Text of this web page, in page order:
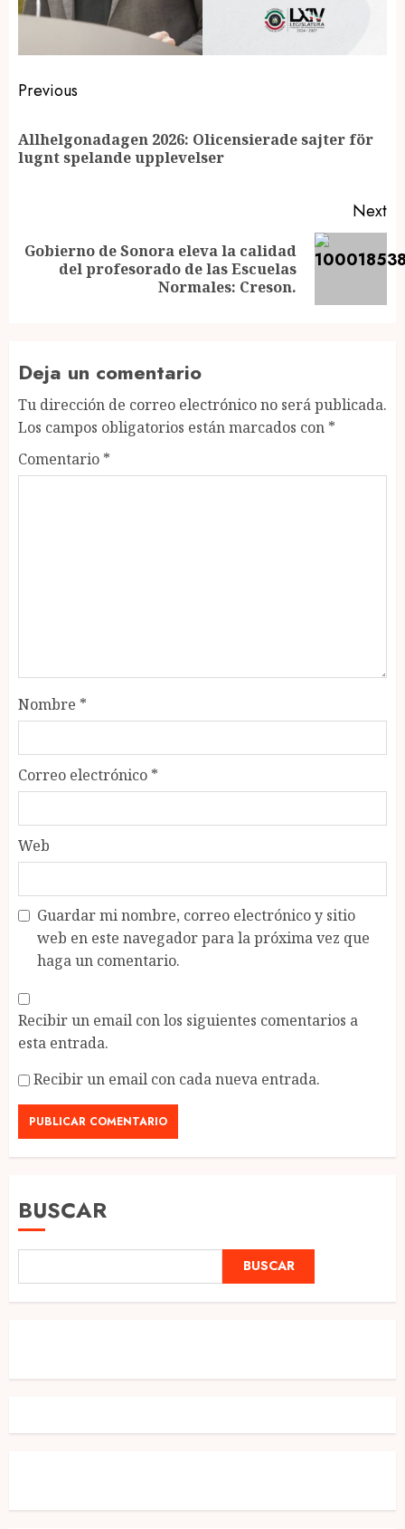
Post
navigation
Previous
Allhelgonadagen 2026: Olicensierade sajter för
lugnt spelande upplevelser
Next
Next
Gobierno de Sonora eleva la calidad
del profesorado de las Escuelas
Normales: Creson.
Deja un comentario
Tu dirección de correo electrónico no será publicada.
Los campos obligatorios están marcados con *
Comentario *
Nombre *
Correo electrónico *
Web
Guardar mi nombre, correo electrónico y sitio
web en este navegador para la próxima vez que
haga un comentario.
Recibir un email con los siguientes comentarios a
esta entrada.
Recibir un email con cada nueva entrada.
BUSCAR
BUSCAR